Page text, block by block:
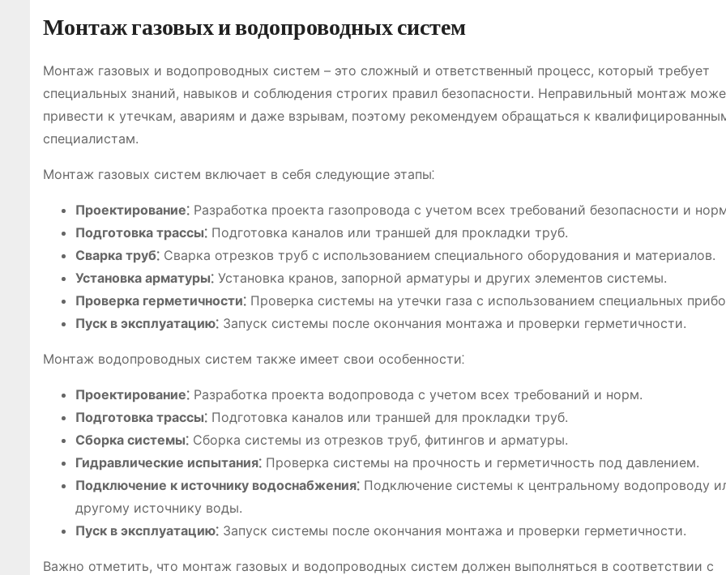
Монтаж газовых и водопроводных систем
Монтаж газовых и водопроводных систем – это сложный и ответственный процесс, который требует
специальных знаний, навыков и соблюдения строгих правил безопасности. Неправильный монтаж
привести к утечкам, авариям и даже взрывам, поэтому рекомендуем обращаться к
специалистам.
Монтаж газовых систем включает в себя следующие этапы⁚
Проектирование⁚ Разработка проекта газопровода с учетом всех требований безопасности и
Подготовка трассы⁚ Подготовка каналов или траншей для прокладки труб.
Сварка труб⁚ Сварка отрезков труб с использованием специального оборудования и материалов.
Установка арматуры⁚ Установка кранов, запорной арматуры и других элементов системы.
Проверка герметичности⁚ Проверка системы на утечки газа с использованием специальных
Пуск в эксплуатацию⁚ Запуск системы после окончания монтажа и проверки герметичности.
Монтаж водопроводных систем также имеет свои особенности⁚
Проектирование⁚ Разработка проекта водопровода с учетом всех требований и норм.
Подготовка трассы⁚ Подготовка каналов или траншей для прокладки труб.
Сборка системы⁚ Сборка системы из отрезков труб, фитингов и арматуры.
Гидравлические испытания⁚ Проверка системы на прочность и герметичность под давлением.
Подключение к источнику водоснабжения⁚ Подключение системы к центральному водопроводу
другому источнику воды.
Пуск в эксплуатацию⁚ Запуск системы после окончания монтажа и проверки герметичности.
Важно отметить, что монтаж газовых и водопроводных систем должен выполняться в соответствии с